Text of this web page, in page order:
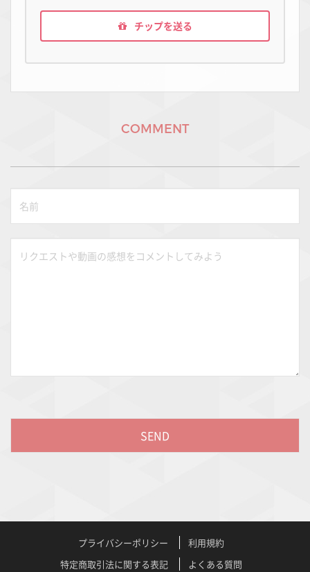
チップを送る
COMMENT
プライバシーポリシー
利用規約
特定商取引法に関する表記
よくある質問